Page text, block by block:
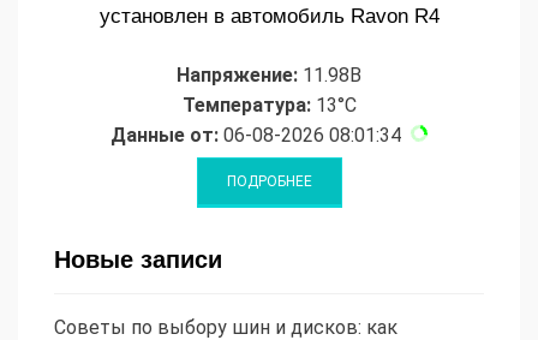
установлен в автомобиль Ravon R4
Напряжение: 11.98В
Температура:13°C
Данные от: 06-08-2026 08:01:34
Новые записи
Советы по выбору шин и дисков: как